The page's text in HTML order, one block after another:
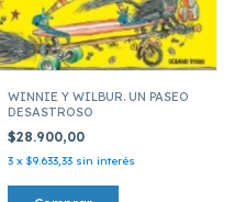
WINNIE Y WILBUR. UN PASEO
DESASTROSO
$28.900,00
3 x $9.633,33 sin interés